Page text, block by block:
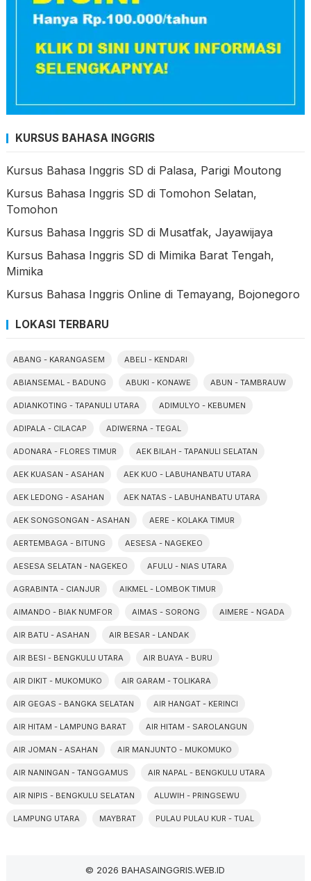
KURSUS BAHASA INGGRIS
Kursus Bahasa Inggris SD di Palasa, Parigi Moutong
Kursus Bahasa Inggris SD di Tomohon Selatan,
Tomohon
Kursus Bahasa Inggris SD di Musatfak, Jayawijaya
Kursus Bahasa Inggris SD di Mimika Barat Tengah,
Mimika
Kursus Bahasa Inggris Online di Temayang, Bojonegoro
LOKASI TERBARU
ABANG - KARANGASEM ABELI - KENDARI
ABIANSEMAL - BADUNG ABUKI - KONAWE ABUN - TAMBRAUW
ADIANKOTING - TAPANULI UTARA ADIMULYO - KEBUMEN
ADIPALA - CILACAP ADIWERNA - TEGAL
ADONARA - FLORES TIMUR AEK BILAH - TAPANULI SELATAN
AEK KUASAN - ASAHAN AEK KUO - LABUHANBATU UTARA
AEK LEDONG - ASAHAN AEK NATAS - LABUHANBATU UTARA
AEK SONGSONGAN - ASAHAN AERE - KOLAKA TIMUR
AERTEMBAGA - BITUNG AESESA - NAGEKEO
AESESA SELATAN - NAGEKEO AFULU - NIAS UTARA
AGRABINTA - CIANJUR AIKMEL - LOMBOK TIMUR
AIMANDO - BIAK NUMFOR AIMAS - SORONG AIMERE - NGADA
AIR BATU - ASAHAN AIR BESAR - LANDAK
AIR BESI - BENGKULU UTARA AIR BUAYA - BURU
AIR DIKIT - MUKOMUKO AIR GARAM - TOLIKARA
AIR GEGAS - BANGKA SELATAN AIR HANGAT - KERINCI
AIR HITAM - LAMPUNG BARAT AIR HITAM - SAROLANGUN
AIR JOMAN - ASAHAN AIR MANJUNTO - MUKOMUKO
AIR NANINGAN - TANGGAMUS AIR NAPAL - BENGKULU UTARA
AIR NIPIS - BENGKULU SELATAN ALUWIH - PRINGSEWU
LAMPUNG UTARA MAYBRAT PULAU PULAU KUR - TUAL
© 2026 BAHASAINGGRIS.WEB.ID